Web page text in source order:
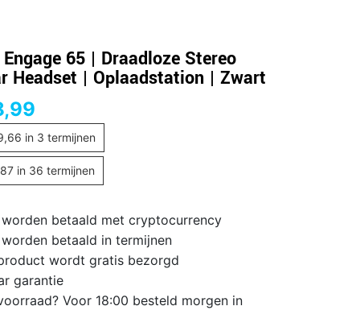
65 | Draadloze Stereo
Headset | Oplaadstation | Zwart
in 3 termijnen
in 36 termijnen
worden betaald met cryptocurrency
betaald in termijnen
wordt gratis bezorgd
garantie
Voor 18:00 besteld morgen in